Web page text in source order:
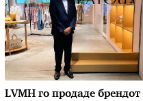
LVMH го продаде брендот